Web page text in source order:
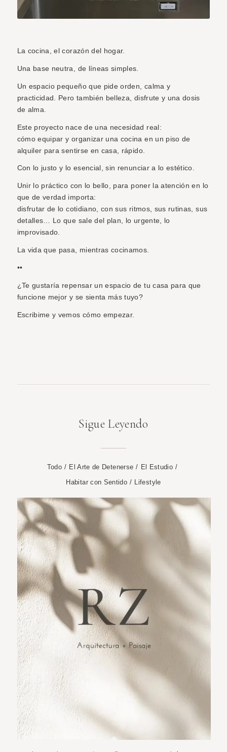
La cocina, el corazón del hogar.
Una base neutra, de líneas simples.
Un espacio pequeño que pide orden, calma y
practicidad. Pero también belleza, disfrute y una dosis
de alma.
Este proyecto nace de una necesidad real:
cómo equipar y organizar una cocina en un piso de
alquiler para sentirse en casa, rápido.
Con lo justo y lo esencial, sin renunciar a lo estético.
Unir lo práctico con lo bello, para poner la atención en lo
que de verdad importa:
disfrutar de lo cotidiano, con sus ritmos, sus rutinas, sus
detalles… Lo que sale del plan, lo urgente, lo
improvisado.
La vida que pasa, mientras cocinamos.
••
¿Te gustaría repensar un espacio de tu casa para que
funcione mejor y se sienta más tuyo?
Escribime y vemos cómo empezar.
Sigue Leyendo
Todo / El Arte de Detenerse / El Estudio /
Habitar con Sentido / Lifestyle